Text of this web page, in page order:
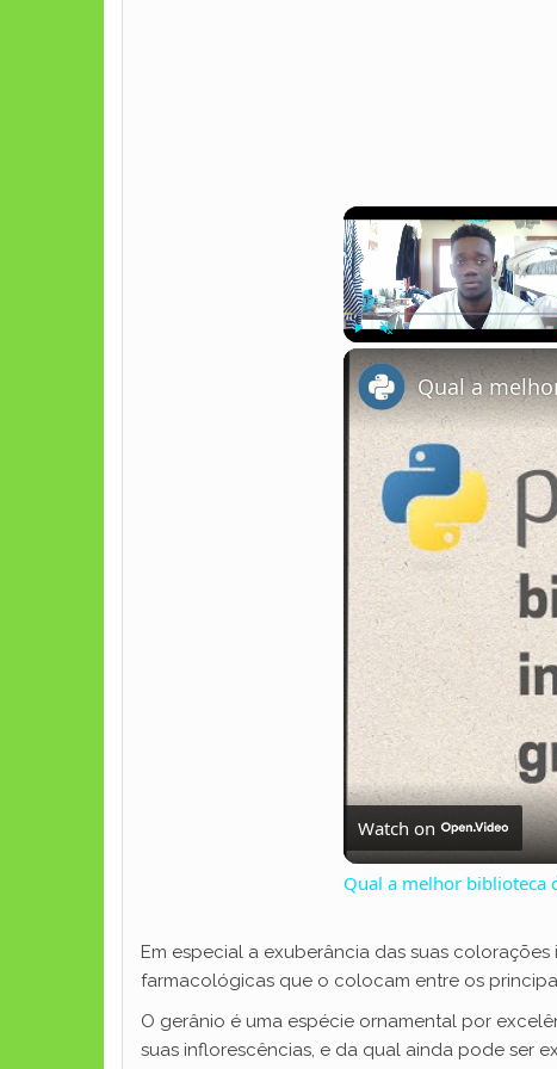
Qual a
Watch on
Qual a melhor biblioteca
Em especial a exuberância das suas
farmacológicas que o colocam entre os
O gerânio é uma espécie ornamental por
suas inflorescências, e da qual ainda pode ser